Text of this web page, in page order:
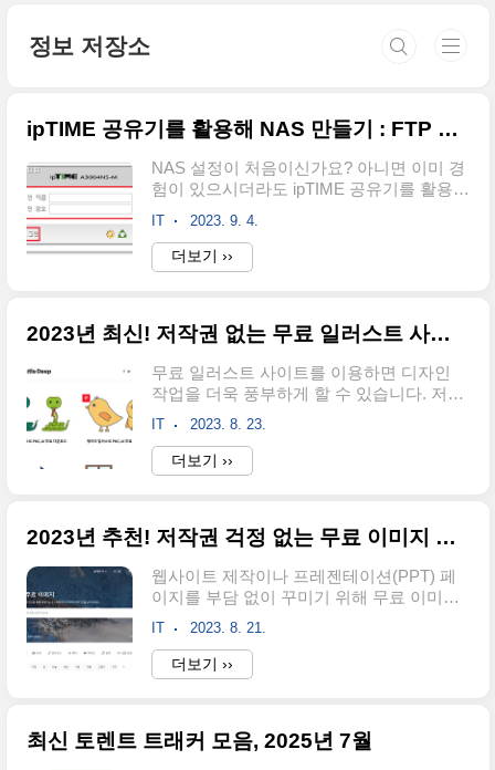
정보 저장소
ipTIME 공유기를 활용해 NAS 만들기 : FTP 서버, 미디어 서버
NAS 설정이 처음이신가요? 아니면 이미 경
험이 있으시더라도 ipTIME 공유기를 활용한
NAS 설정에 대해 더 알고 싶으신가요? 이
아티클은 ipTIME 공유기를 활용하여 NAS
를 설정하는 완벽한 가이드입니다. 여기서
는 NAS의 기본 개념부터 고급 설정까지, 단
한 NAS 설정에 대해 알아보려고 합니다.
로, 간단히 말해 네트워크에 연결된 저장 공
간입니다. 그렇다면 왜 NAS가 필요한지, 어
떻게 설정하는지, 그리고 어떤 ipTIME 공유
기 모델이 적합한지 등에 대한 궁금증이 생
기시죠? 이러한 모든 질문에 답을 찾을 수
IT 2023. 9. 4.
더보기 ››
2023년 최신! 저작권 없는 무료 일러스트 사이트 6곳 추천
무료 일러스트 사이트를 이용하면 디자인
작업을 더욱 풍부하게 할 수 있습니다. 저작
권 문제없이 다양한 일러스트를 활용할 수
를 이용해야 할지 모르는 분들이 많습니다.
그래서 이번에는 2023년 최신으로 추천하는
늘은 디자인 작업을 위한 무료 일러스트 사
를 활용하면 웹사이트, 블로그, 소셜 미디어,
프로젝트 등 다양한 분야에서 디자인을 더
욱 돋보이게 할 수 있습니다. 하지만 일러스
트를 직접 그리기에는 시간이 부족하거나
그림 실력이 부족한 분들도 많습니다. 그래
다...
IT 2023. 8. 23.
더보기 ››
2023년 추천! 저작권 걱정 없는 무료 이미지 사이트 10곳
웹사이트 제작이나 프레젠테이션(PPT) 페
이지를 부담 없이 꾸미기 위해 무료 이미지
를 사용해야 하는 경우가 있는데요. 여기서
하는 사람이 저작권을 내세우지 않고 조건
없이 무료로 사용할 수 있는 이미지로 때로
니다. 요즘엔 스마트폰을 모두 휴대하고 있
IT 2023. 8. 21.
더보기 ››
최신 토렌트 트래커 모음, 2025년 7월